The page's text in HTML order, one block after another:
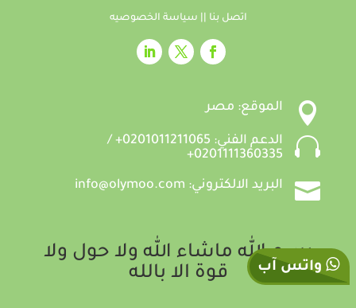
اتصل بنا سياسة الخصوصيه
 الموقع: مصر

الدعم الفني: 0201011211065+ /
0201111360335+
 البريد الالكتروني: info@olymoo.com
واتس آب
بسم الله ماشاء الله ولا حول ولا
قوة الا بالله